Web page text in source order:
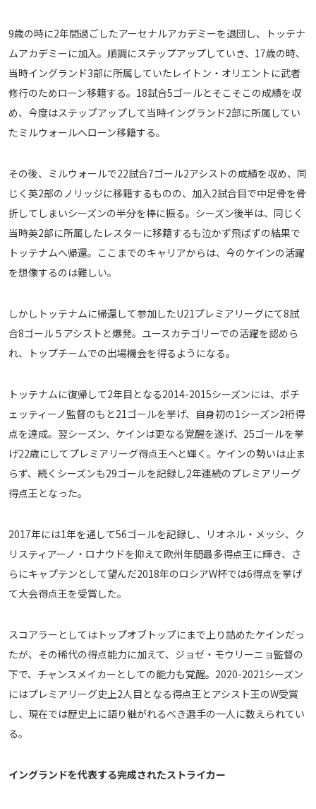
運営会社
ご利用にあたって
プライバシーポリシー
お問い合わせ
© AbemaTV. Inc. All Rights Reserved.
9歳の時に2年間過ごしたアーセナルアカデミーを退団し、トッテナ
ムアカデミーに加入。順調にステップアップしていき、17歳の時、
当時イングランド3部に所属していたレイトン・オリエントに武者
修行のためローン移籍する。18試合5ゴールとそこそこの成績を収
め、今度はステップアップして当時イングランド2部に所属してい
たミルウォールへローン移籍する。
その後、ミルウォールで22試合7ゴール2アシストの成績を収め、同
じく英2部のノリッジに移籍するものの、加入2試合目で中足骨を骨
折してしまいシーズンの半分を棒に振る。シーズン後半は、同じく
当時英2部に所属したレスターに移籍するも泣かず飛ばずの結果で
トッテナムへ帰還。ここまでのキャリアからは、今のケインの活躍
を想像するのは難しい。
しかしトッテナムに帰還して参加したU21プレミアリーグにて8試
合8ゴール５アシストと爆発。ユースカテゴリーでの活躍を認めら
れ、トップチームでの出場機会を得るようになる。
トッテナムに復帰して2年目となる2014-2015シーズンには、ポチ
ェッティーノ監督のもと21ゴールを挙げ、自身初の1シーズン2桁得
点を達成。翌シーズン、ケインは更なる覚醒を遂げ、25ゴールを挙
げ22歳にしてプレミアリーグ得点王へと輝く。ケインの勢いは止ま
らず、続くシーズンも29ゴールを記録し2年連続のプレミアリーグ
得点王となった。
2017年には1年を通して56ゴールを記録し、リオネル・メッシ、ク
リスティアーノ・ロナウドを抑えて欧州年間最多得点王に輝き、さ
らにキャプテンとして望んだ2018年のロシアW杯では6得点を挙げ
て大会得点王を受賞した。
スコアラーとしてはトップオブトップにまで上り詰めたケインだっ
たが、その稀代の得点能力に加えて、ジョゼ・モウリーニョ監督の
下で、チャンスメイカーとしての能力も覚醒。2020-2021シーズン
にはプレミアリーグ史上2人目となる得点王とアシスト王のW受賞
し、現在では歴史上に語り継がれるべき選手の一人に数えられてい
る。
イングランドを代表する完成されたストライカー